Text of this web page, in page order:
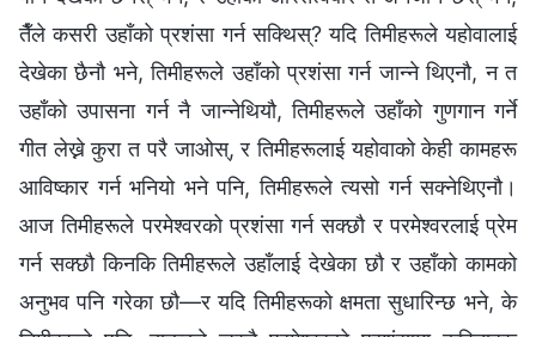
तैँले कसरी उहाँको प्रशंसा गर्न सक्थिस्? यदि तिमीहरूले यहोवालाई
देखेका छैनौ भने, तिमीहरूले उहाँको प्रशंसा गर्न जान्ने थिएनौ, न त
उहाँको उपासना गर्न नै जान्‍नेथियौ, तिमीहरूले उहाँको गुणगान गर्ने
गीत लेख्ने कुरा त परै जाओस्, र तिमीहरूलाई यहोवाको केही कामहरू
आविष्कार गर्न भनियो भने पनि, तिमीहरूले त्यसो गर्न सक्नेथिएनौ।
आज तिमीहरूले परमेश्‍वरको प्रशंसा गर्न सक्छौ र परमेश्‍वरलाई प्रेम
गर्न सक्छौ किनकि तिमीहरूले उहाँलाई देखेका छौ र उहाँको कामको
अनुभव पनि गरेका छौ—र यदि तिमीहरूको क्षमता सुधारिन्छ भने, के